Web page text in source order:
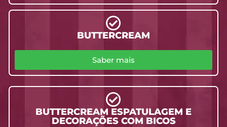
BUTTERCREAM
Saber mais
BUTTERCREAM ESPATULAGEM E
DECORAÇÕES COM BICOS